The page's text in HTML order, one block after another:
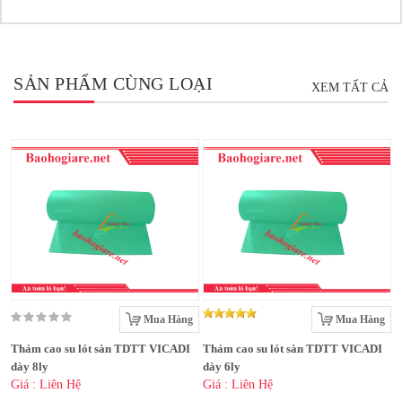
SẢN PHẨM CÙNG LOẠI XEM TẤT CẢ
Mua Hàng
Thảm cao su lót sàn TDTT VICADI
dày 8ly
Giá : Liên Hệ
Mua Hàng
Thảm cao su lót sàn TDTT VICADI
dày 6ly
Giá : Liên Hệ